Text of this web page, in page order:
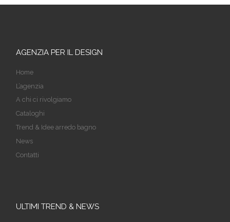
AGENZIA PER IL DESIGN
Home
L’agenzia
A chi ci rivolgiamo
Cataloghi
Trend & Idee arredo bagno
News
Contatti
ULTIMI TREND & NEWS